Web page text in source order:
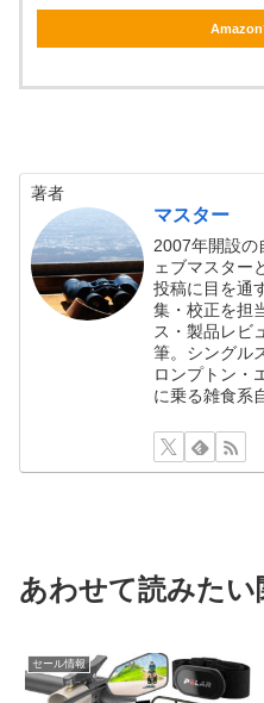
Amazon
著者
マスター
2007年開設の
ェブマスター
投稿に目を通
集・校正を担
ス・製品レビ
筆。シングル
ロンプトン・
に乗る雑食系
あわせて読みたい
セール情報